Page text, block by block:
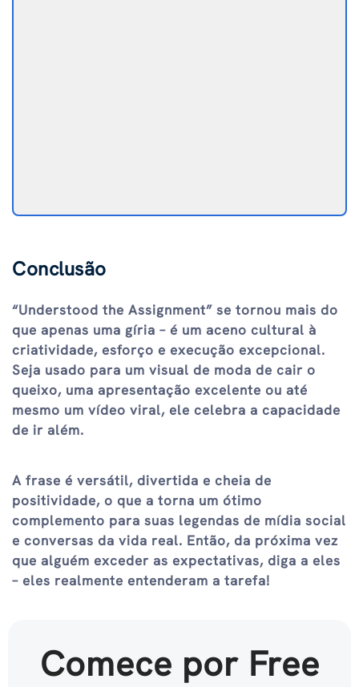
Conclusão
“Understood the Assignment” se tornou mais do
que apenas uma gíria – é um aceno cultural à
criatividade, esforço e execução excepcional.
Seja usado para um visual de moda de cair o
queixo, uma apresentação excelente ou até
mesmo um vídeo viral, ele celebra a capacidade
de ir além.
A frase é versátil, divertida e cheia de
positividade, o que a torna um ótimo
complemento para suas legendas de mídia social
e conversas da vida real. Então, da próxima vez
que alguém exceder as expectativas, diga a eles
– eles realmente entenderam a tarefa!
Comece por Free